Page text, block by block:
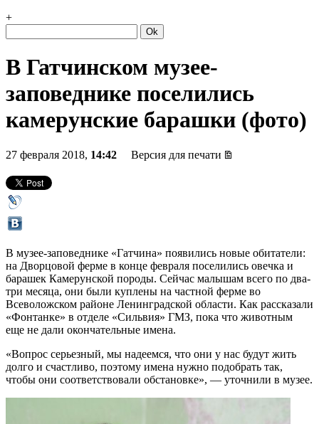
+
В Гатчинском музее-
заповеднике поселились
камерунские барашки (фото)
27 февраля 2018, 14:42 Версия для печати
В музее-заповеднике «Гатчина» появились новые обитатели:
на Дворцовой ферме в конце февраля поселились овечка и
барашек Камерунской породы. Сейчас малышам всего по два-
три месяца, они были куплены на частной ферме во
Всеволожском районе Ленинградской области. Как рассказали
«Фонтанке» в отделе «Сильвия» ГМЗ, пока что животным
еще не дали окончательные имена.
«Вопрос серьезный, мы надеемся, что они у нас будут жить
долго и счастливо, поэтому имена нужно подобрать так,
чтобы они соответствовали обстановке», — уточнили в музее.